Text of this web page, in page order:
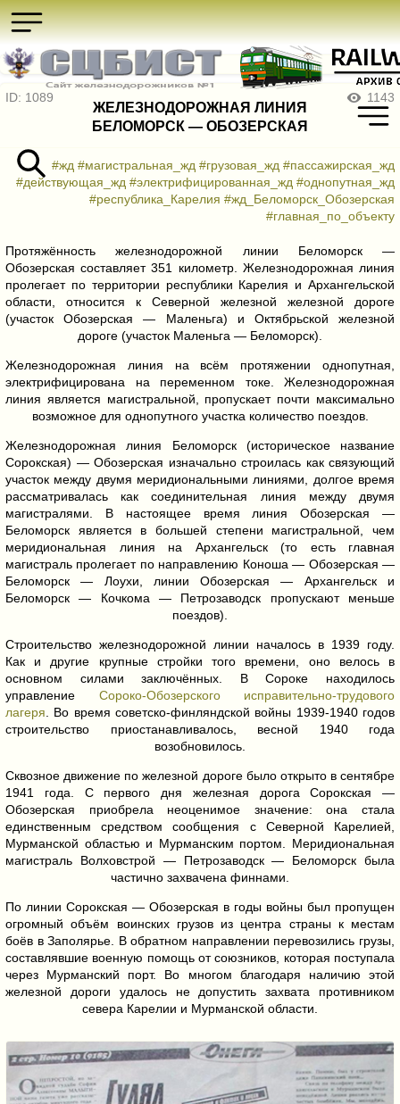
ID: 1089
ЖЕЛЕЗНОДОРОЖНАЯ ЛИНИЯ
БЕЛОМОРСК — ОБОЗЕРСКАЯ
1143
#жд #магистральная_жд #грузовая_жд #пассажирская_жд
#действующая_жд #электрифицированная_жд #однопутная_жд
#республика_Карелия #жд_Беломорск_Обозерская
#главная_по_объекту
Протяжённость железнодорожной линии Беломорск —
Обозерская составляет 351 километр. Железнодорожная линия
пролегает по территории республики Карелия и Архангельской
области, относится к Северной железной железной дороге
(участок Обозерская — Маленьга) и Октябрьской железной
дороге (участок Маленьга — Беломорск).
Железнодорожная линия на всём протяжении однопутная,
электрифицирована на переменном токе. Железнодорожная
линия является магистральной, пропускает почти максимально
возможное для однопутного участка количество поездов.
Железнодорожная линия Беломорск (историческое название
Сорокская) — Обозерская изначально строилась как связующий
участок между двумя меридиональными линиями, долгое время
рассматривалась как соединительная линия между двумя
магистралями. В настоящее время линия Обозерская —
Беломорск является в большей степени магистральной, чем
меридиональная линия на Архангельск (то есть главная
магистраль пролегает по направлению Коноша — Обозерская —
Беломорск — Лоухи, линии Обозерская — Архангельск и
Беломорск — Кочкома — Петрозаводск пропускают меньше
поездов).
Строительство железнодорожной линии началось в 1939 году.
Как и другие крупные стройки того времени, оно велось в
основном силами заключённых. В Сороке находилось
управление Сороко-Обозерского исправительно-трудового
лагеря . Во время советско-финляндской войны 1939-1940 годов
строительство приостанавливалось, весной 1940 года
возобновилось.
Сквозное движение по железной дороге было открыто в сентябре
1941 года. С первого дня железная дорога Сорокская —
Обозерская приобрела неоценимое значение: она стала
единственным средством сообщения с Северной Карелией,
Мурманской областью и Мурманским портом. Меридиональная
магистраль Волховстрой — Петрозаводск — Беломорск была
частично захвачена финнами.
По линии Сорокская — Обозерская в годы войны был пропущен
огромный объём воинских грузов из центра страны к местам
боёв в Заполярье. В обратном направлении перевозились грузы,
составлявшие военную помощь от союзников, которая поступала
через Мурманский порт. Во многом благодаря наличию этой
железной дороги удалось не допустить захвата противником
севера Карелии и Мурманской области.